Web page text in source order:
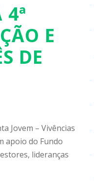
4ª
E
DE
Jovem – Vivências
apoio do Fundo
lideranças